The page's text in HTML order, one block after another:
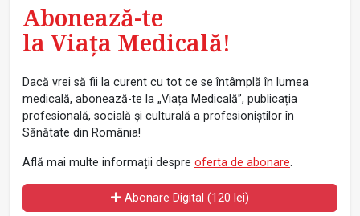
Abonează-te
la Viața Medicală!
Dacă vrei să fii la curent cu tot ce se întâmplă în lumea
medicală, abonează-te la „Viața Medicală”, publicația
profesională, socială și culturală a profesioniștilor în
Sănătate din România!
Află mai multe informații despre oferta de abonare.
Abonare Digital (120 lei)